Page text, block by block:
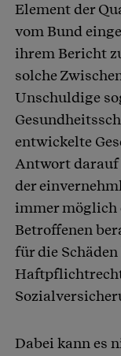
Element der
vom Bund
ihrem Bericht
solche
Unschuldige
entwickelte
Antwort darauf
der
immer möglich
Betroffenen
für die
Dabei kann es